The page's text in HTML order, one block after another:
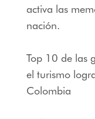
activa las
nación.
Top 10 de las
el turismo
Colombia